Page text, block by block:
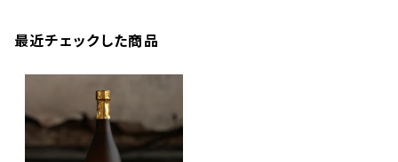
最近チェックした商品